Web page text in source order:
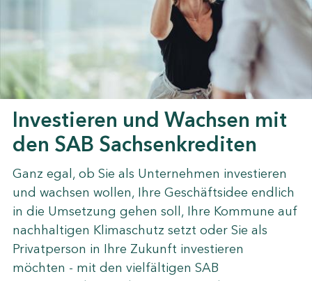
Investieren und Wachsen mit
den SAB Sachsenkrediten
Ganz egal, ob Sie als Unternehmen investieren
und wachsen wollen, Ihre Geschäftsidee endlich
in die Umsetzung gehen soll, Ihre Kommune auf
nachhaltigen Klimaschutz setzt oder Sie als
Privatperson in Ihre Zukunft investieren
möchten - mit den vielfältigen SAB